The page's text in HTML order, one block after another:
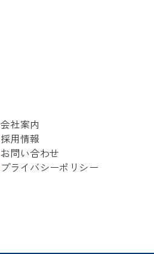
会社案内
採用情報
お問い合わせ
プライバシーポリシー